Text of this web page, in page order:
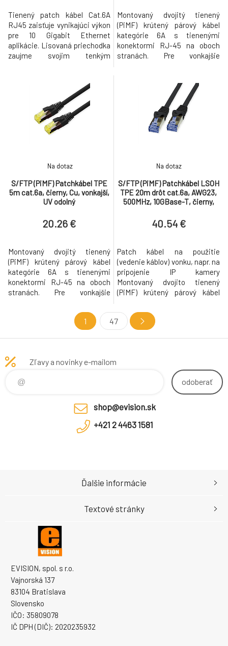
Tienený patch kábel Cat.6A
RJ45 zaisťuje vynikajúci výkon
pre 10 Gigabit Ethernet
aplikácie. Lisovaná priechodka
zaujme svojim tenkým
stiesnených podmienkach.
Prierez 4 x 2 x AWG27/7 Potlač
dĺžky na topánke Dostupné v 8
farbách VLASTNOSTI
PRODUKTU Kategória 6A: (TIA)
Typ pripojenia konektora:
Montovaný dvojitý tienený
(PiMF) krútený párový kábel
kategórie 6A s tienenými
konektormi RJ-45 na oboch
stranách. Pre vonkajšie
kábel pre sieťové prepojenia
medzi zariadeniami v
kombinácii s vonkajšou
aplikáciou (napr. pripojenie k
vonkajším monitorovacím
S/FTP (PiMF) Patchkábel TPE
5m cat.6a, čierny, Cu, vonkajší,
UV odolný
Na dotaz
20.26 €
Montovaný dvojitý tienený
(PiMF) krútený párový kábel
kategórie 6A s tienenými
konektormi RJ-45 na oboch
stranách. Pre vonkajšie
na pripojenie IP kamery. Patch
kábel pre sieťové prepojenia
medzi zariadeniami v
vonkajším monitorovacím
S/FTP (PiMF) Patchkábel LSOH
TPE 20m drôt cat.6a, AWG23,
500MHz, 10GBase-T, čierny,
Na dotaz
40.54 €
Patch kábel na použitie
(vedenie káblov) vonku, napr. na
pripojenie IP kamery
Montovaný dvojito tienený
(PiMF) krútený párový kábel
obojstranne tienenými
konektormi RJ-45 Vhodné pre
pripojenie externých
multimediálnej oblas
1 47
Zľavy a novinky e-mailom
odoberať
shop@evision.sk
+421 2 4463 1581
EVISION, spol. s r.o.
Vajnorská 137
83104 Bratislava
Slovensko
IČO: 35809078
IČ DPH (DIČ): 2020235932
Ďalšie informácie
Textové stránky